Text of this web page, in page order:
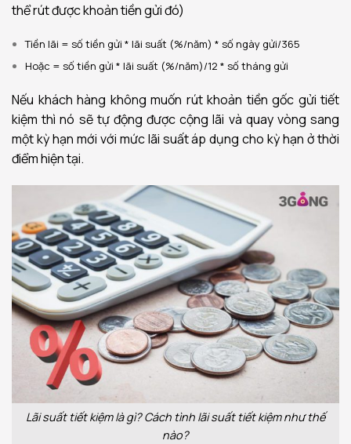
thể rút được khoản tiền gửi đó)
Tiền lãi = số tiền gửi * lãi suất (%/năm) * số ngày gửi/365
Hoặc = số tiền gửi * lãi suất (%/năm)/12 * số tháng gửi
Nếu khách hàng không muốn rút khoản tiền gốc gửi tiết
kiệm thì nó sẽ tự động được cộng lãi và quay vòng sang
một kỳ hạn mới với mức lãi suất áp dụng cho kỳ hạn ở thời
điểm hiện tại.
Lãi suất tiết kiệm là gì? Cách tình lãi suất tiết kiệm như thế
nào?